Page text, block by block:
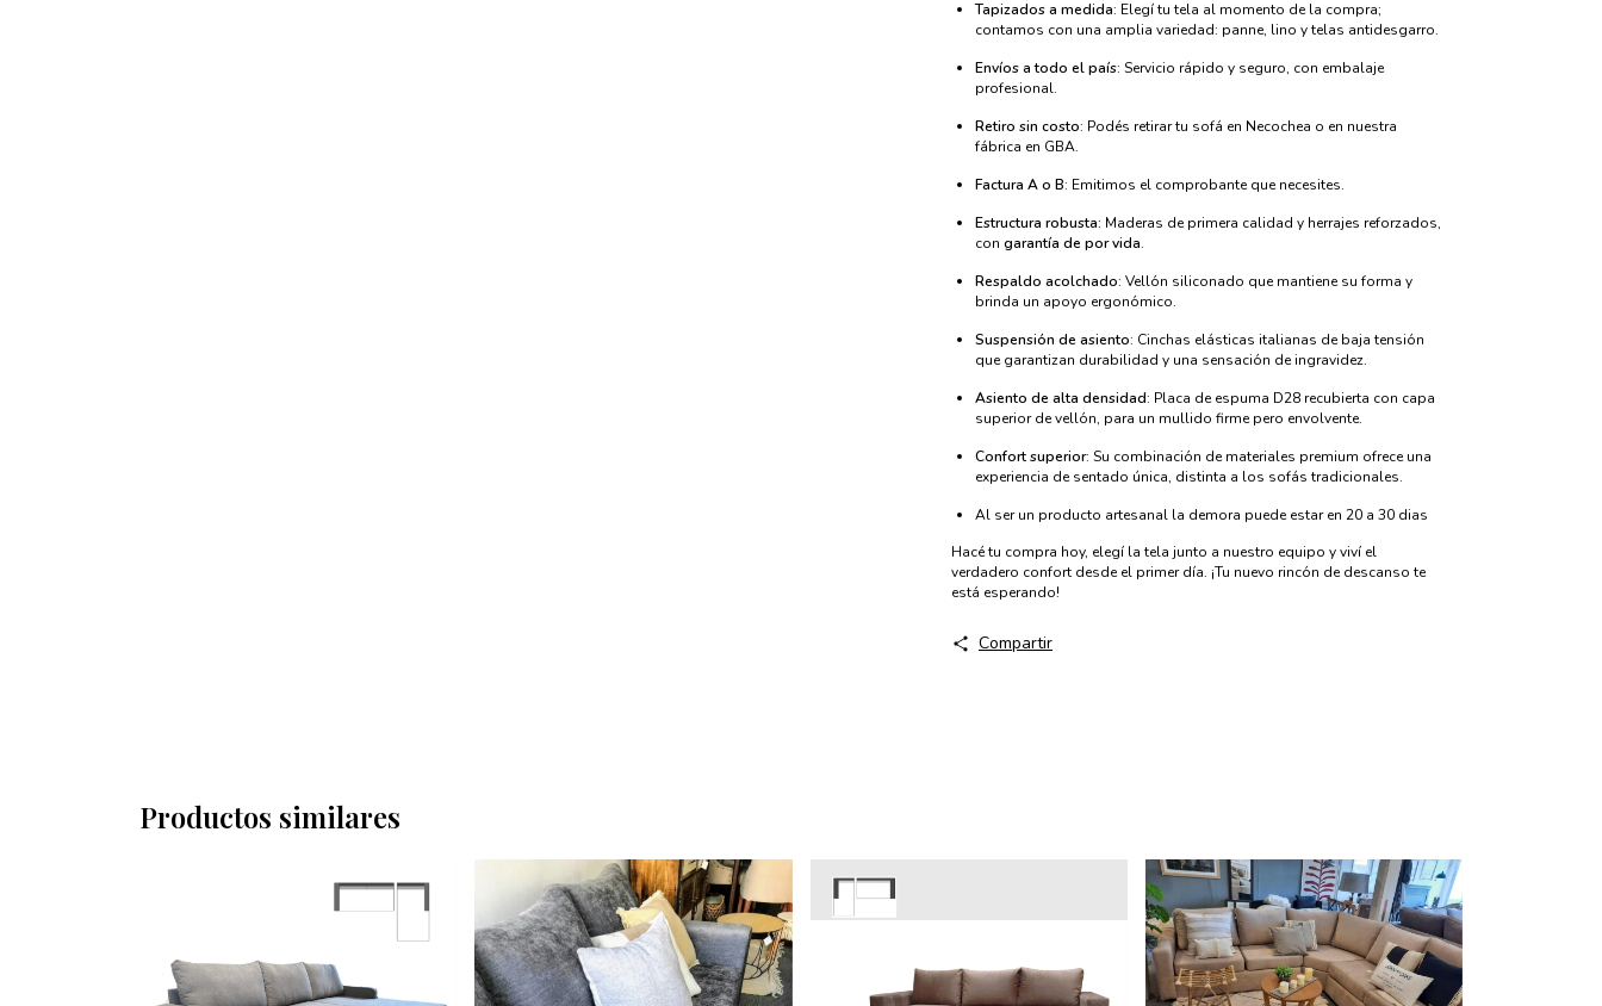
Tapizados a medida: Elegí tu tela al momento de la compra;
contamos con una amplia variedad: panne, lino y telas antidesgarro.
Envíos a todo el país: Servicio rápido y seguro, con embalaje
profesional.
Retiro sin costo: Podés retirar tu sofá en Necochea o en nuestra
fábrica en GBA.
Factura A o B: Emitimos el comprobante que necesites.
Estructura robusta: Maderas de primera calidad y herrajes reforzados,
con garantía de por vida.
Respaldo acolchado: Vellón siliconado que mantiene su forma y
brinda un apoyo ergonómico.
Suspensión de asiento: Cinchas elásticas italianas de baja tensión
que garantizan durabilidad y una sensación de ingravidez.
Asiento de alta densidad: Placa de espuma D28 recubierta con capa
superior de vellón, para un mullido firme pero envolvente.
Confort superior: Su combinación de materiales premium ofrece una
experiencia de sentado única, distinta a los sofás tradicionales.
Al ser un producto artesanal la demora puede estar en 20 a 30 dias
Hacé tu compra hoy, elegí la tela junto a nuestro equipo y viví el
verdadero confort desde el primer día. ¡Tu nuevo rincón de descanso te
está esperando!
Compartir
Productos similares